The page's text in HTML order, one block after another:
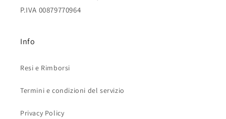
P.IVA 00879770964
Info
Resi e Rimborsi
Termini e condizioni del servizio
Privacy Policy